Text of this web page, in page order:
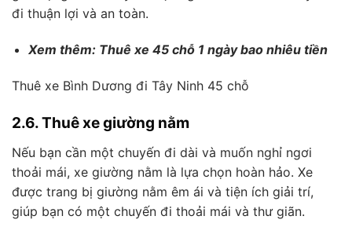
đi thuận lợi và an toàn.
Xem thêm: Thuê xe 45 chỗ 1 ngày bao nhiêu tiền
Thuê xe Bình Dương đi Tây Ninh 45 chỗ
2.6. Thuê xe giường nằm
Nếu bạn cần một chuyến đi dài và muốn nghỉ ngơi
thoải mái, xe giường nằm là lựa chọn hoàn hảo. Xe
được trang bị giường nằm êm ái và tiện ích giải trí,
giúp bạn có một chuyến đi thoải mái và thư giãn.